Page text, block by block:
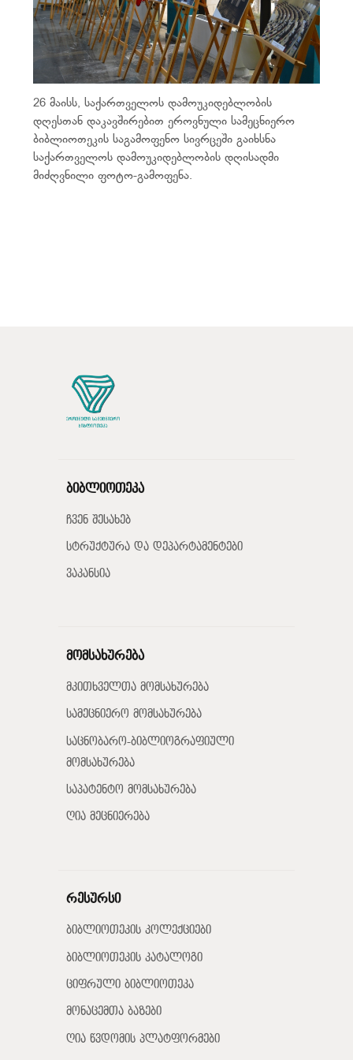
26 მაისს, საქართველოს დამოუკიდებლობის
დღესთან დაკავშირებით ეროვნული სამეცნიერო
ბიბლიოთეკის საგამოფენო სივრცეში გაიხსნა
საქართველოს დამოუკიდებლობის დღისადმი
მიძღვნილი ფოტო-გამოფენა.
ბიბლიოთეკა
ჩვენ შესახებ
სტრუქტურა და დეპარტამენტები
ვაკანსია
მომსახურება
მკითხველთა მომსახურება
სამეცნიერო მომსახურება
საცნობარო-ბიბლიოგრაფიული
მომსახურება
საპატენტო მომსახურება
ღია მეცნიერება
რესურსი
ბიბლიოთეკის კოლექციები
ბიბლიოთეკის კატალოგი
ციფრული ბიბლიოთეკა
მონაცემთა ბაზები
ღია წვდომის პლატფორმები